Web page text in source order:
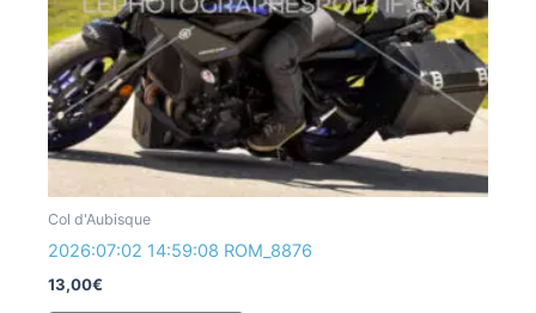
Col d'Aubisque
2026:07:02 14:59:08 ROM_8876
13,00€